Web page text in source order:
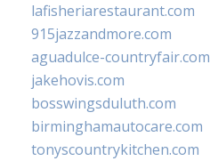
lafisheriarestaurant.com
915jazzandmore.com
aguadulce-countryfair.com
jakehovis.com
bosswingsduluth.com
birminghamautocare.com
tonyscountrykitchen.com